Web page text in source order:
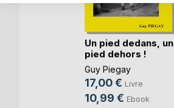
Un pied dedans, un
pied dehors !
Guy Piegay
17,00 € Livre
10,99 € Ebook